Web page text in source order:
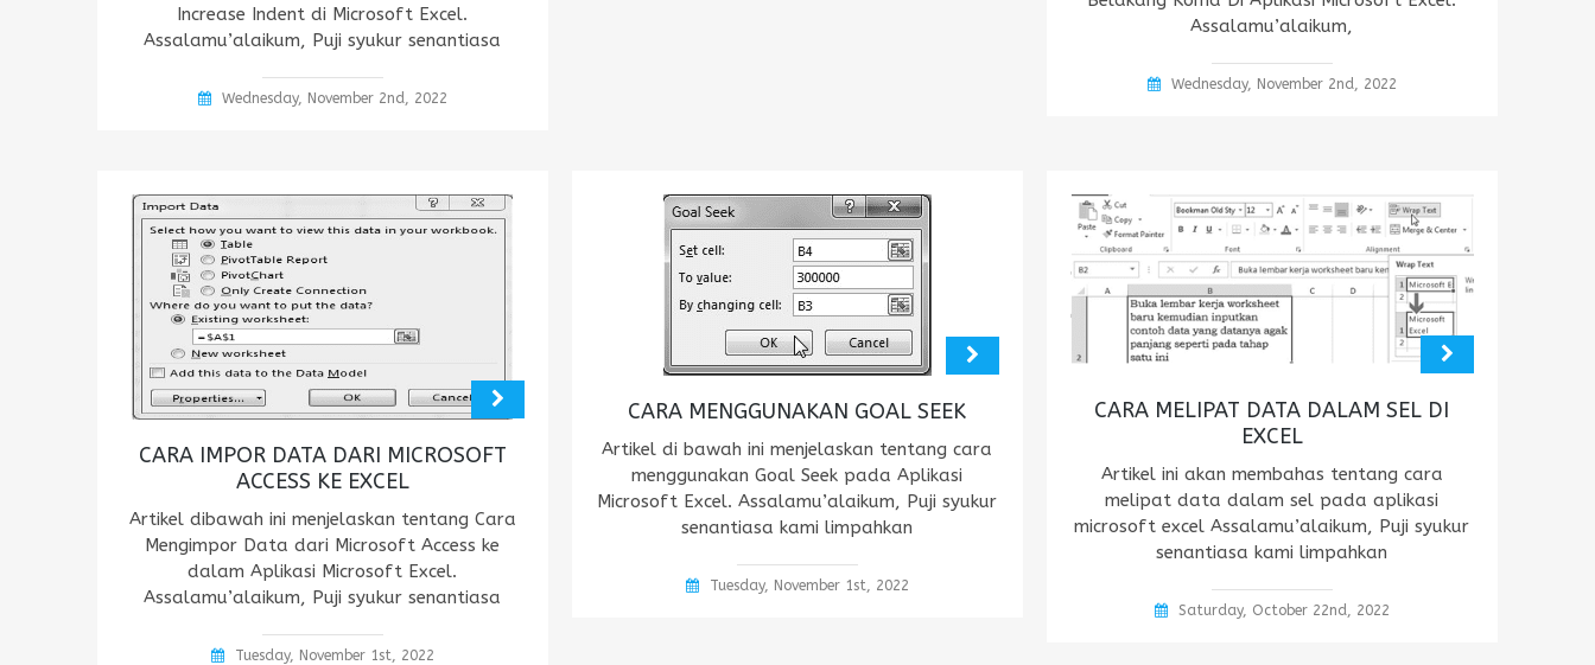
Increase Indent di Microsoft Excel.
Assalamu’alaikum, Puji syukur senantiasa
Wednesday, November 2nd, 2022
Assalamu’alaikum,
Wednesday, November 2nd, 2022
CARA IMPOR DATA DARI MICROSOFT
ACCESS KE EXCEL
Artikel dibawah ini menjelaskan tentang Cara
Mengimpor Data dari Microsoft Access ke
dalam Aplikasi Microsoft Excel.
Assalamu’alaikum, Puji syukur senantiasa
Tuesday, November 1st, 2022
CARA MENGGUNAKAN GOAL SEEK
Artikel di bawah ini menjelaskan tentang cara
menggunakan Goal Seek pada Aplikasi
Microsoft Excel. Assalamu’alaikum, Puji syukur
senantiasa kami limpahkan
Tuesday, November 1st, 2022
CARA MELIPAT DATA DALAM SEL DI
EXCEL
Artikel ini akan membahas tentang cara
melipat data dalam sel pada aplikasi
microsoft excel Assalamu’alaikum, Puji syukur
senantiasa kami limpahkan
Saturday, October 22nd, 2022